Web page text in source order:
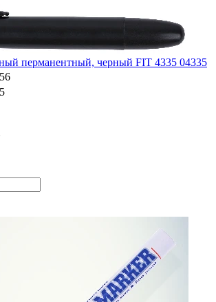
перманентный, черный FIT 4335 04335